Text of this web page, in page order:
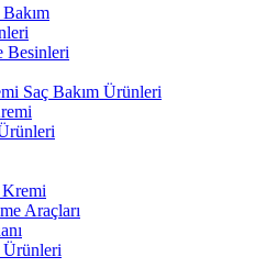
Besinleri
Saç Bakım Ürünleri
Kremi
Araçları